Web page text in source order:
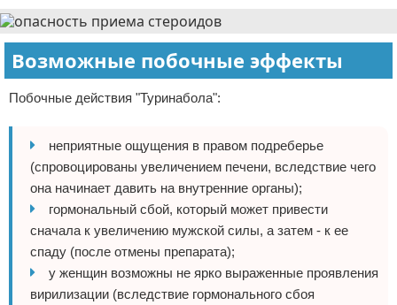
Возможные побочные эффекты
Побочные действия "Туринабола":
неприятные ощущения в правом подреберье
(спровоцированы увеличением печени, вследствие чего
она начинает давить на внутренние органы);
гормональный сбой, который может привести
сначала к увеличению мужской силы, а затем - к ее
спаду (после отмены препарата);
у женщин возможны не ярко выраженные проявления
вирилизации (вследствие гормонального сбоя